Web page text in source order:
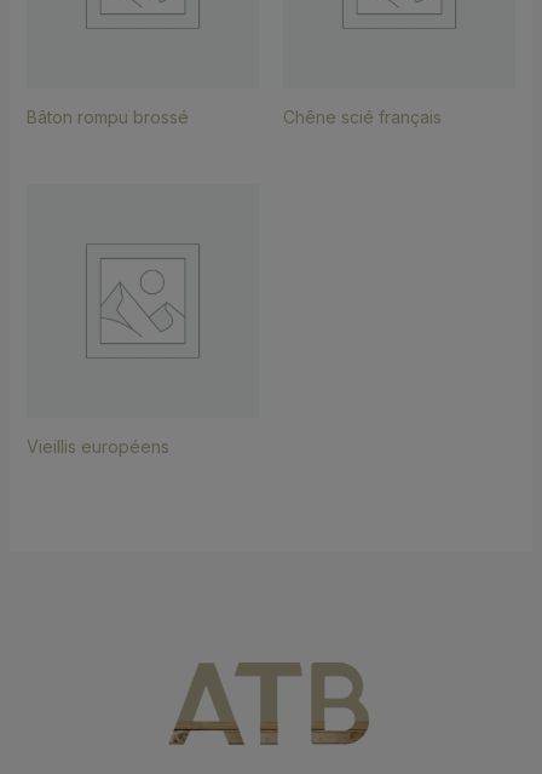
Bâton rompu brossé Chêne scié français
Vieillis européens